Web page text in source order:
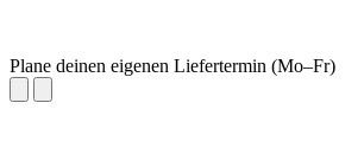
Plane deinen eigenen Liefertermin (Mo–Fr)